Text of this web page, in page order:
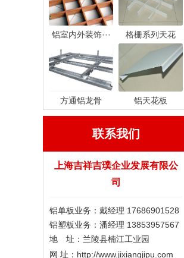
铝室内外装饰··· 格栅系列天花
方通铝龙骨 铝天花板
联系我们
上海吉祥吉璞企业发展有限公
司
铝单板业务：戴经理 17686901528
铝塑板业务：潘经理 13853957567
地 址：兰陵县楠江工业园
网 址：http://www.jixiangjipu.com